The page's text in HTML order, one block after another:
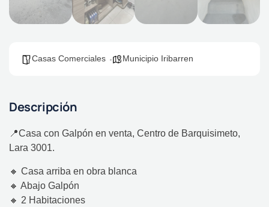
Casas Comerciales Municipio Iribarren
Descripción
📍Casa con Galpón en venta, Centro de Barquisimeto,
Lara 3001.
🔸 Casa arriba en obra blanca
🔸 Abajo Galpón
🔸 2 Habitaciones